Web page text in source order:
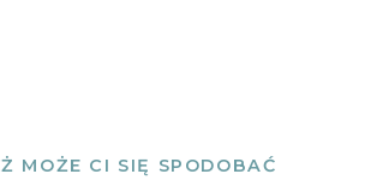
MOŻE CI SIĘ SPODOBAĆ